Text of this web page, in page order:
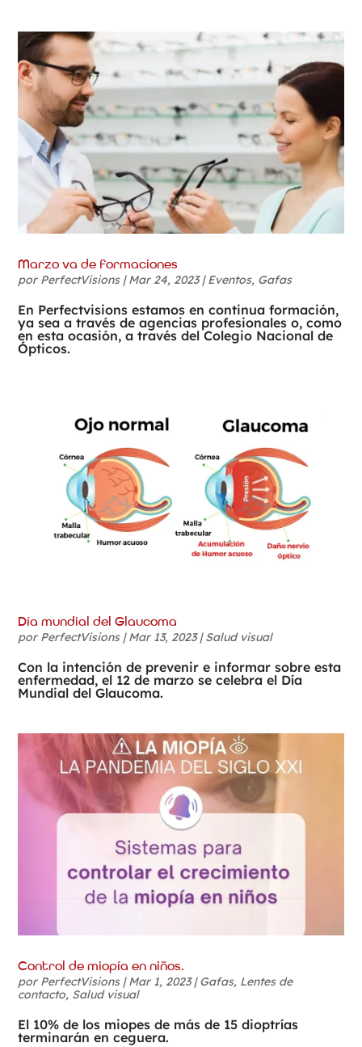
Marzo va de formaciones
por PerfectVisions|Mar 24, 2023|Eventos, Gafas
En Perfectvisions estamos en continua formación,
ya sea a través de agencias profesionales o, como
en esta ocasión, a través del Colegio Nacional de
Ópticos.
Día mundial del Glaucoma
por PerfectVisions|Mar 13, 2023|Salud visual
Con la intención de prevenir e informar sobre esta
enfermedad, el 12 de marzo se celebra el Día
Mundial del Glaucoma.
Control de miopía en niños.
por PerfectVisions|Mar 1, 2023|Gafas, Lentes de
contacto, Salud visual
El 10% de los miopes de más de 15 dioptrías
terminarán en ceguera.